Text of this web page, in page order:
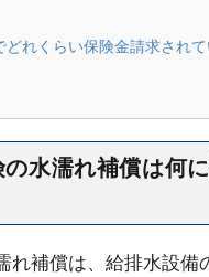
どれくらい保険金請求されて
の水濡れ補償は何
れ補償は、給排水設備